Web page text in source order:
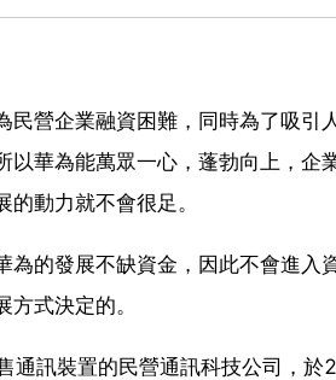
民營企業融資困難，同時為了吸
以華為能萬眾一心，蓬勃向上，
動力就不會很足。
為的發展不缺資金，因此不會進
式決定的。
訊裝置的民營通訊科技公司，